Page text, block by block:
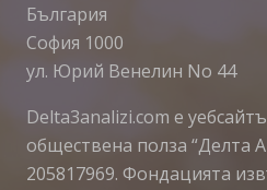
България
София 1000
ул. Юрий Венелин No 44
Delta3analizi.com e
обществена полза “Делта
205817969. Фондацията